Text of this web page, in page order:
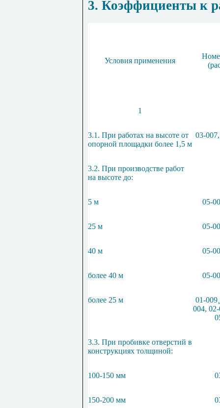
3. Коэффициенты к
Условия применения
1
3.1. При работах на высоте от
опорной площадки более 1,5 м
03-
3.2. При производстве работ
на высоте до:
5 м 05-
25 м 05-
40 м 05-
более 40 м 05-
более 25 м 01-009¸
004,
3.3. При пробивке отверстий в
конструкциях толщиной:
100-150 мм
150-200 мм